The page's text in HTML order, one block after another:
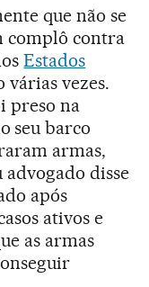
que não se
complô contra
Estados
várias vezes.
preso na
seu barco
armas,
disse
após
ativos e
as armas